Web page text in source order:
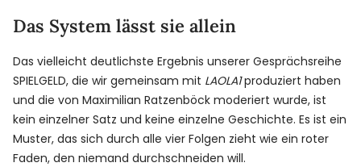
Das System lässt sie allein
Das vielleicht deutlichste Ergebnis unserer Gesprächsreihe
SPIELGELD, die wir gemeinsam mit LAOLA1produziert haben
und die von Maximilian Ratzenböck moderiert wurde, ist
kein einzelner Satz und keine einzelne Geschichte. Es ist ein
Muster, das sich durch alle vier Folgen zieht wie ein roter
Faden, den niemand durchschneiden will.